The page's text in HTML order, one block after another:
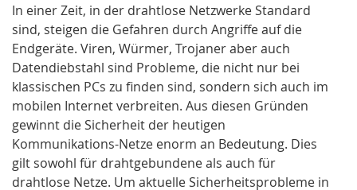
In einer Zeit, in der drahtlose Netzwerke Standard
sind, steigen die Gefahren durch Angriffe auf die
Endgeräte. Viren, Würmer, Trojaner aber auch
Datendiebstahl sind Probleme, die nicht nur bei
klassischen PCs zu finden sind, sondern sich auch im
mobilen Internet verbreiten. Aus diesen Gründen
gewinnt die Sicherheit der heutigen
Kommunikations-Netze enorm an Bedeutung. Dies
gilt sowohl für drahtgebundene als auch für
drahtlose Netze. Um aktuelle Sicherheitsprobleme in